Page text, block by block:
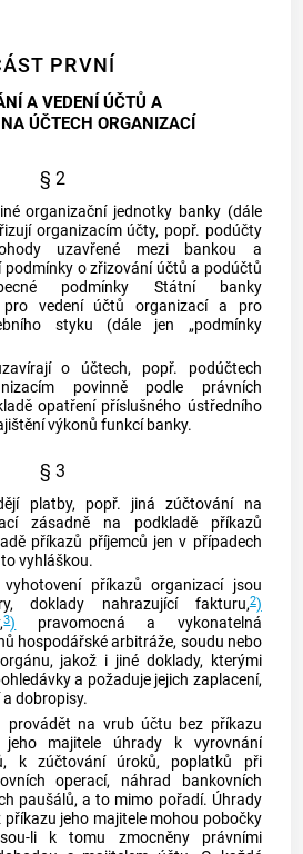
PRVNÍ
A VEDENÍ ÚČTŮ A
ÚČTECH ORGANIZACÍ
§ 2
organizační jednotky banky (dále
organizacím účty, popř. podúčty
uzavřené mezi bankou a
podmínky o zřizování účtů a podúčtů
podmínky Státní banky
pro vedení účtů organizací a pro
styku (dále jen „podmínky
o účtech, popř. podúčtech
povinně podle právních
opatření příslušného ústředního
výkonů funkcí banky.
§ 3
platby, popř. jiná zúčtování na
zásadně na podkladě příkazů
příkazů příjemců jen v případech
vyhláškou.
příkazů organizací jsou
doklady nahrazující fakturu,2)
3) pravomocná a vykonatelná
hospodářské arbitráže, soudu nebo
jakož i jiné doklady, kterými
a požaduje jejich zaplacení,
dobropisy.
provádět na vrub účtu bez příkazu
jeho majitele úhrady k vyrovnání
k zúčtování úroků, poplatků při
operací, náhrad bankovních
paušálů, a to mimo pořadí. Úhrady
příkazu jeho majitele mohou pobočky
li k tomu zmocněny právními